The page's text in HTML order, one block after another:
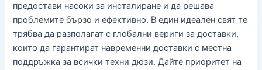
предостави насоки за инсталиране и да решава
проблемите бързо и ефективно. В един идеален свят те
трябва да разполагат с глобални вериги за доставки,
които да гарантират навременни доставки с местна
поддръжка за всички техни дюзи. Дайте приоритет на